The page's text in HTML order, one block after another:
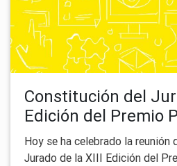
Constitución del
Edición del Premio
Hoy se ha celebrado la
Jurado de la XIII Edición del